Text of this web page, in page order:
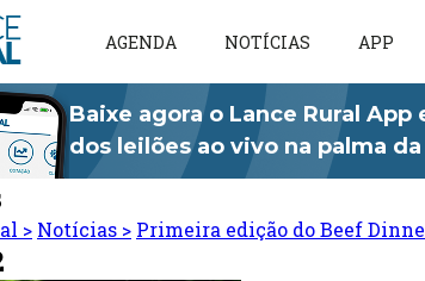
AGENDA NOTÍCIAS APP
Baixe agora o Lance Rural App
dos leilões ao vivo na palma
> Notícias > Primeira edição do Beef